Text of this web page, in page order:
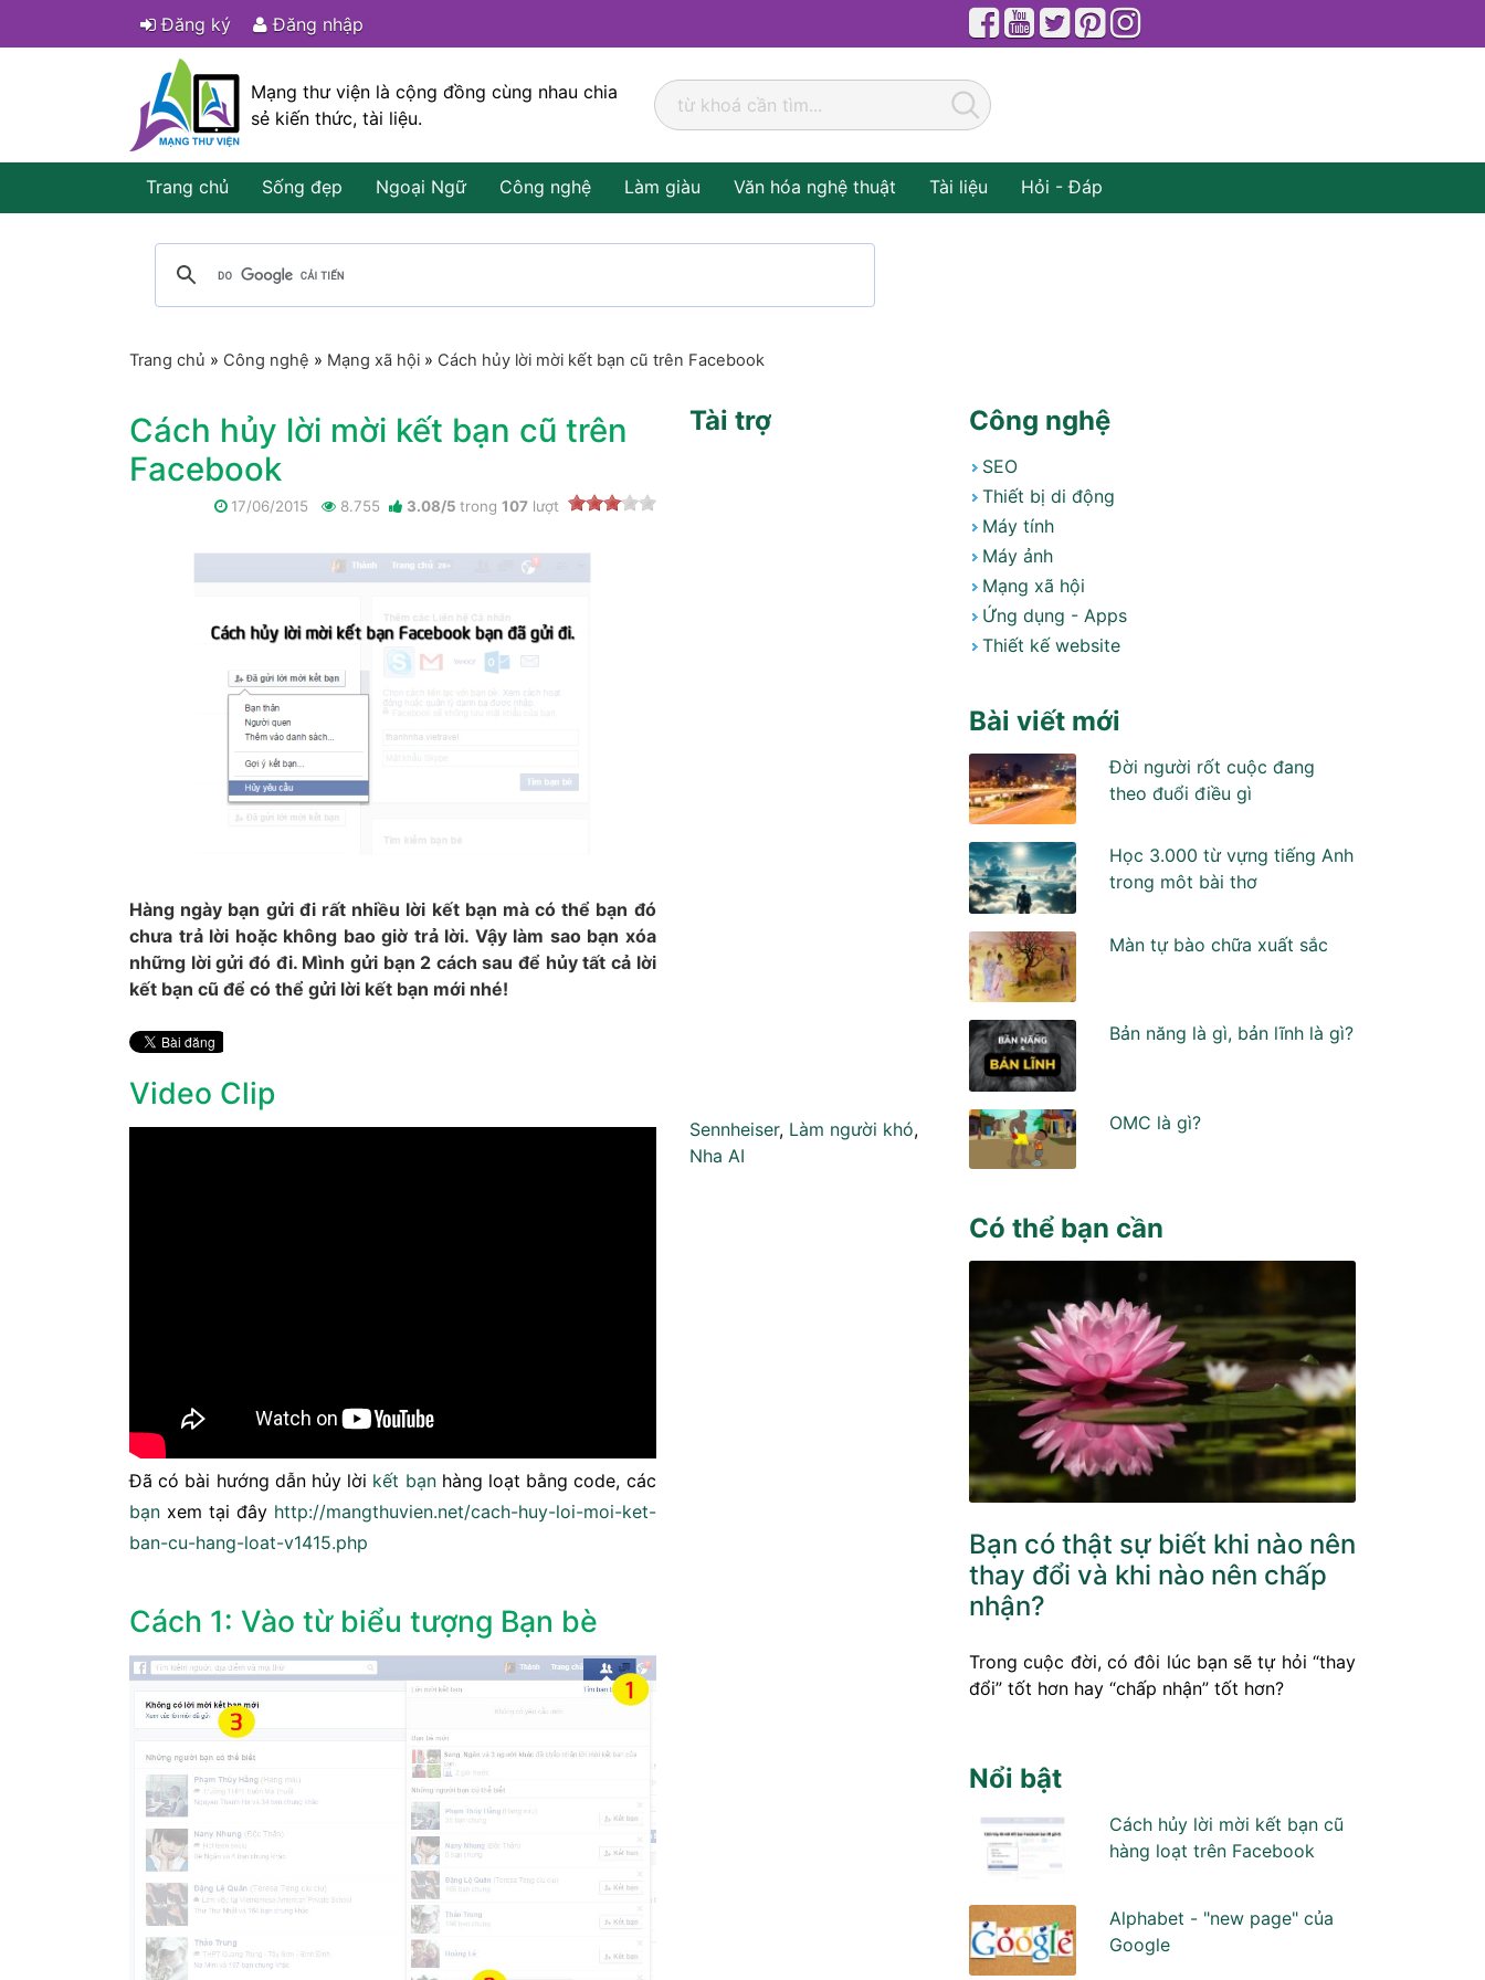
Đăng ký Đăng nhập
Mạng thư viện là cộng đồng cùng nhau chia
sẻ kiến thức, tài liệu.
Trang chủ Sống đẹp Ngoại Ngữ Công nghệ Làm giàu Văn hóa nghệ thuật Tài liệu Hỏi - Đáp
Trang chủ » Công nghệ » Mạng xã hội » Cách hủy lời mời kết bạn cũ trên Facebook
Cách hủy lời mời kết bạn cũ trên
Facebook
17/06/2015 8.755 3.08/5 trong 107lượt
Hàng ngày bạn gửi đi rất nhiều lời kết bạn mà có thể bạn đó
chưa trả lời hoặc không bao giờ trả lời. Vậy làm sao bạn xóa
những lời gửi đó đi. Mình gửi bạn 2 cách sau để hủy tất cả lời
kết bạn cũ để có thể gửi lời kết bạn mới nhé!
Video Clip
Đã có bài hướng dẫn hủy lời kết bạnhàng loạt bằng code, các
bạn xem tại đây http://mangthuvien.net/cach-huy-loi-moi-ket-
ban-cu-hang-loat-v1415.php
Cách 1: Vào từ biểu tượng Bạn bè
Tài trợ
Sennheiser, Làm người khó,
Nha AI
Công nghệ
SEO
Thiết bị di động
Máy tính
Máy ảnh
Mạng xã hội
Ứng dụng - Apps
Thiết kế website
Bài viết mới
Đời người rốt cuộc đang
theo đuổi điều gì
Học 3.000 từ vựng tiếng Anh
trong môt bài thơ
Màn tự bào chữa xuất sắc
Bản năng là gì, bản lĩnh là gì?
OMC là gì?
Có thể bạn cần
Bạn có thật sự biết khi nào nên
thay đổi và khi nào nên chấp
nhận?
Trong cuộc đời, có đôi lúc bạn sẽ tự hỏi “thay
đổi” tốt hơn hay “chấp nhận” tốt hơn?
Nổi bật
Cách hủy lời mời kết bạn cũ
hàng loạt trên Facebook
Alphabet - "new page" của
Google